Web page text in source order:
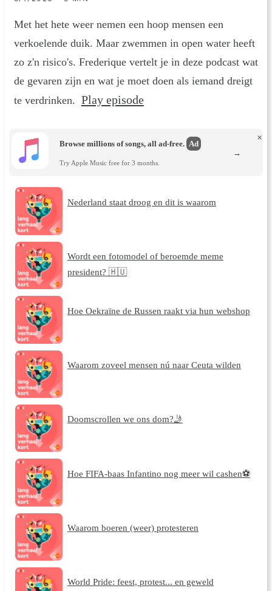
Met het hete weer nemen een hoop mensen een
verkoelende duik. Maar zwemmen in open water heeft
zo z'n risico's. Frederique vertelt je in deze podcast wat
de gevaren zijn en wat je moet doen als iemand dreigt
te verdrinken. Play episode
Browse millions of songs, all ad-free. Ad
Try Apple Music free for 3 months.
×
→
Nederland staat droog en dit is waarom
Wordt een fotomodel of beroemde meme
president? 🇭🇺
Hoe Oekraïne de Russen raakt via hun webshop
Waarom zoveel mensen nú naar Ceuta wilden
Doomscrollen we ons dom?🤳
Hoe FIFA-baas Infantino nog meer wil cashen⚽
Waarom boeren (weer) protesteren
World Pride: feest, protest... en geweld